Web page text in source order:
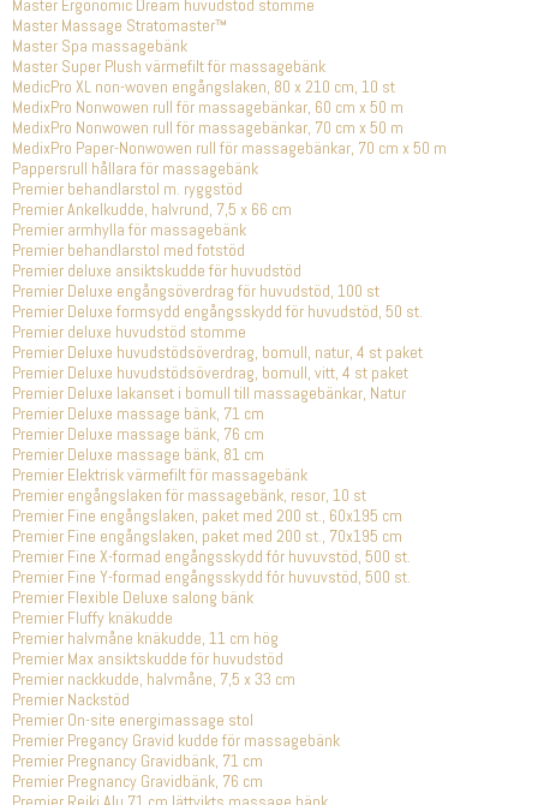
Master Ergonomic Dream huvudstöd stomme
Master Massage Stratomaster™
Master Spa massagebänk
Master Super Plush värmefilt för massagebänk
MedicPro XL non-woven engångslaken, 80 x 210 cm, 10 st
MedixPro Nonwowen rull för massagebänkar, 60 cm x 50 m
MedixPro Nonwowen rull för massagebänkar, 70 cm x 50 m
MedixPro Paper-Nonwowen rull för massagebänkar, 70 cm x 50 m
Pappersrull hållara för massagebänk
Premier behandlarstol m. ryggstöd
Premier Ankelkudde, halvrund, 7,5 x 66 cm
Premier armhylla för massagebänk
Premier behandlarstol med fotstöd
Premier deluxe ansiktskudde för huvudstöd
Premier Deluxe engångsöverdrag för huvudstöd, 100 st
Premier Deluxe formsydd engångsskydd för huvudstöd, 50 st.
Premier deluxe huvudstöd stomme
Premier Deluxe huvudstödsöverdrag, bomull, natur, 4 st paket
Premier Deluxe huvudstödsöverdrag, bomull, vitt, 4 st paket
Premier Deluxe lakanset i bomull till massagebänkar, Natur
Premier Deluxe massage bänk, 71 cm
Premier Deluxe massage bänk, 76 cm
Premier Deluxe massage bänk, 81 cm
Premier Elektrisk värmefilt för massagebänk
Premier engångslaken för massagebänk, resor, 10 st
Premier Fine engångslaken, paket med 200 st., 60x195 cm
Premier Fine engångslaken, paket med 200 st., 70x195 cm
Premier Fine X-formad engångsskydd fór huvuvstöd, 500 st.
Premier Fine Y-formad engångsskydd fór huvuvstöd, 500 st.
Premier Flexible Deluxe salong bänk
Premier Fluffy knäkudde
Premier halvmåne knäkudde, 11 cm hög
Premier Max ansiktskudde för huvudstöd
Premier nackkudde, halvmåne, 7,5 x 33 cm
Premier Nackstöd
Premier On-site energimassage stol
Premier Pregancy Gravid kudde för massagebänk
Premier Pregnancy Gravidbänk, 71 cm
Premier Pregnancy Gravidbänk, 76 cm